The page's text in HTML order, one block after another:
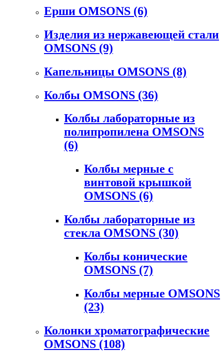
Ерши OMSONS (6)
Изделия из нержавеющей стали
OMSONS (9)
Капельницы OMSONS (8)
Колбы OMSONS (36)
Колбы лабораторные из
полипропилена OMSONS
(6)
Колбы мерные с
винтовой крышкой
OMSONS (6)
Колбы лабораторные из
стекла OMSONS (30)
Колбы конические
OMSONS (7)
Колбы мерные OMSONS
(23)
Колонки хроматографические
OMSONS (108)